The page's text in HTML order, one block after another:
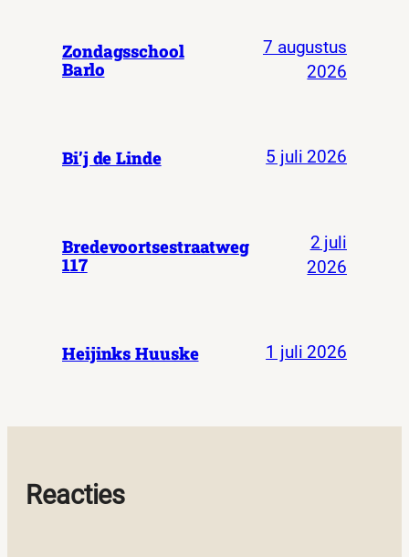
Zondagsschool
Barlo
7 augustus
2026
Bi’j de Linde 5 juli 2026
Bredevoortsestraatweg
117
2 juli
2026
Heijinks Huuske 1 juli 2026
Reacties